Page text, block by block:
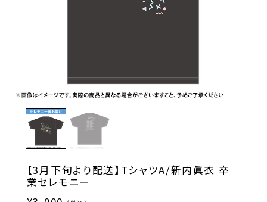
【3月下旬より配送】TシャツA/新内眞衣 卒
業セレモニー